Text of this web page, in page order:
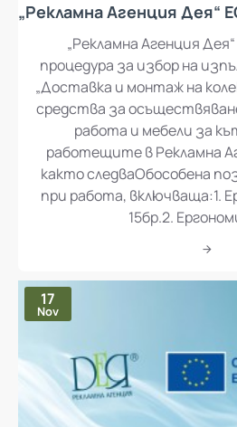
„Рекламна Агенция
процедура за избор на
„Доставка и монтаж на
средства за
работа и мебели за
работещите в Рекламна
както следваОбособена
при работа, включваща:1.
15бр.2.
17
Nov